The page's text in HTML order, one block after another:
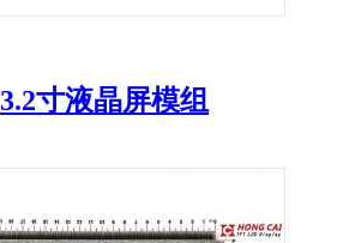
3.2寸液晶屏模组